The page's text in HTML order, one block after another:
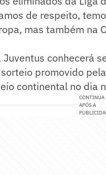
de respeito,
mas também na
conhecerá
promovido
continental no dia
CONTINUA
APÓS A